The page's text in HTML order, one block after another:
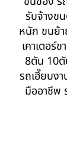
รับจ้างข
หนัก ขนย้
เคาเตอร์
8ตัน 10
รถเฮี๊ยบง
มืออาชีพ